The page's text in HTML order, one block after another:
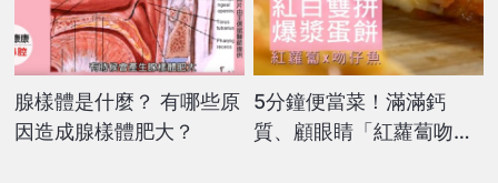
腺樣體是什麼？ 有哪些原
因造成腺樣體肥大？
5分鐘便當菜！滿滿鈣
質、顧眼睛「紅蘿蔔吻仔